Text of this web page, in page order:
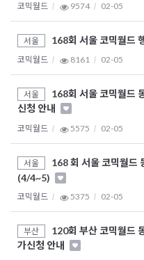
코믹월드 9574 02-05
서울 168회 서울 코믹월드
코믹월드 8161 02-05
서울
168회 서울 코믹월드
신청 안내
코믹월드 5575 02-05
서울
168 회 서울 코믹월드
(4/4~5)
코믹월드 5375 02-05
부산
120회 부산 코믹월드
가신청 안내